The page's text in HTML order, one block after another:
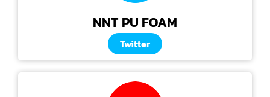
NNT PU FOAM
Twitter